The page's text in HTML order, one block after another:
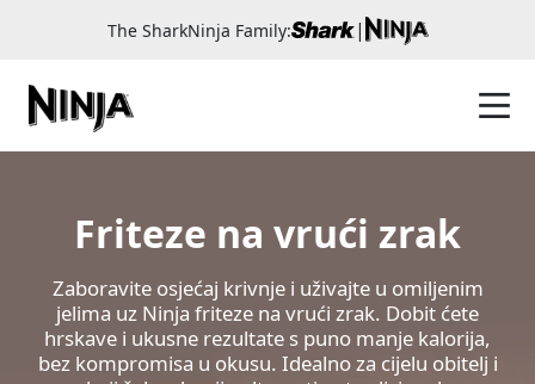
The SharkNinja Family: |
Friteze na vrući zrak
Zaboravite osjećaj krivnje i uživajte u omiljenim
jelima uz Ninja friteze na vrući zrak. Dobit ćete
hrskave i ukusne rezultate s puno manje kalorija,
bez kompromisa u okusu. Idealno za cijelu obitelj i